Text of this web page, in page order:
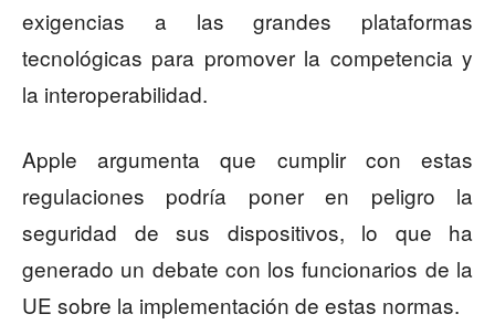
exigencias a las grandes plataformas
tecnológicas para promover la competencia y
la interoperabilidad.
Apple argumenta que cumplir con estas
regulaciones podría poner en peligro la
seguridad de sus dispositivos, lo que ha
generado un debate con los funcionarios de la
UE sobre la implementación de estas normas.